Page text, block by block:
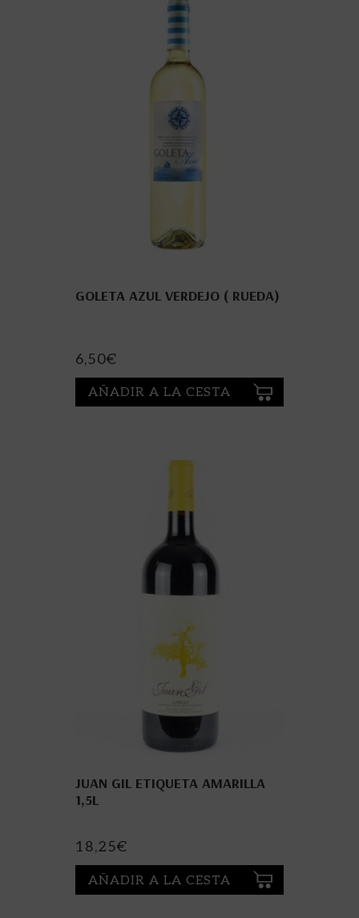
GOLETA AZUL VERDEJO ( RUEDA)
6,50€
AÑADIR A LA CESTA
JUAN GIL ETIQUETA AMARILLA
1,5L
18,25€
AÑADIR A LA CESTA